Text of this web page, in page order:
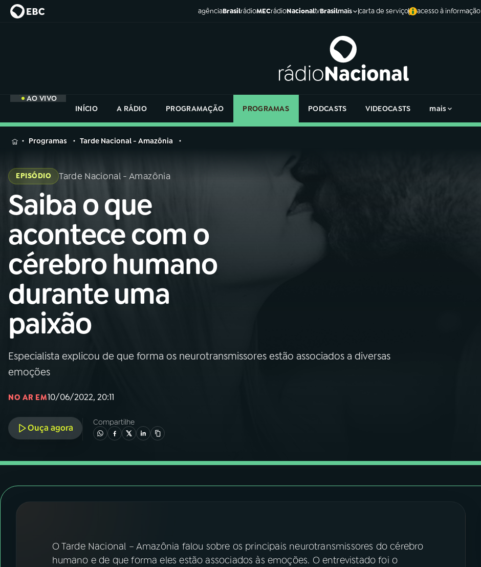
agênciaBrasilrádioMECrádioNacionaltvBrasilmais carta de serviço acesso à informação
AO VIVO
INÍCIO
A RÁDIO PROGRAMAÇÃO PROGRAMAS PODCASTS VIDEOCASTS mais
MENU
Buscar
na
Rádio
Nacional
01INÍCIO
02A RÁDIO
03 PROGRAMAÇÃO
04PROGRAMAS
05 PODCASTS
06VIDEOCASTS
07ÚLTIMAS
YouTube Facebook
na
Rádio
Nacional
Programas Tarde Nacional - Amazônia
EPISÓDIO Tarde Nacional - Amazônia
Saiba o que
acontece com o
cérebro humano
durante uma
paixão
Especialista explicou de que forma os neurotransmissores estão associados a diversas
emoções
NO AR EM10/06/2022, 20:11
Ouça agora
Compartilhe
O Tarde Nacional – Amazônia falou sobre os principais neurotransmissores do cérebro
humano e de que forma eles estão associados às emoções. O entrevistado foi o